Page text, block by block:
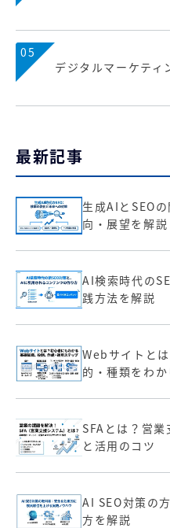
05
デジタルマーケティ
最新記事
生成AIとSEO
向・展望を解説
AI検索時代の
践方法を解説
Webサイトと
的・種類をわ
SFAとは？営
と活用のコツ
AI SEO対策の
方を解説